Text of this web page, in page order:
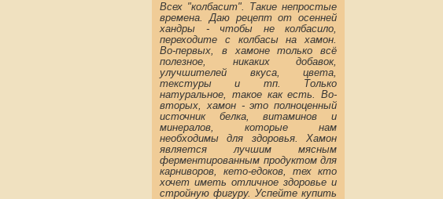
Всех "колбасит". Такие непростые
времена. Даю рецепт от осенней
хандры - чтобы не колбасило,
переходите с колбасы на хамон.
Во-первых, в хамоне только всё
полезное, никаких добавок,
улучшителей вкуса, цвета,
текстуры и тп. Только
натуральное, такое как есть. Во-
вторых, хамон - это полноценный
источник белка, витаминов и
минералов, которые нам
необходимы для здоровья. Хамон
является лучшим мясным
ферментированным продуктом для
карниворов, кето-едоков, тех кто
хочет иметь отличное здоровье и
стройную фигуру. Успейте купить